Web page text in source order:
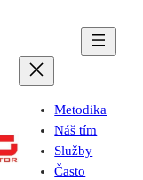
Metodika
Náš tím
Služby
Často